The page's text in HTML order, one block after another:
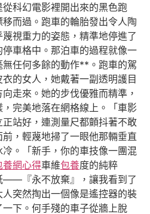
科幻電影裡開出來的黑色跑
而過。跑車的輪胎發出令人陶
視重力的姿態，精準地停進了
車格中。那泊車的過程就像一
任何多餘的動作**。跑車的駕
的女人，她戴著一副透明護目
走來。她的步伐優雅而精準，
完美地落在網格線上。「車影
站好，連測量尺都顫抖著不敢
，輕蔑地掃了一眼他那輛垂直
。「新手，你的車技像一團混
養網心得車維包養度的純粹
——『永不放棄』，讓我看到了
突然掏出一個像是遙控器的裝
下。何手殘的車子從牆上脫